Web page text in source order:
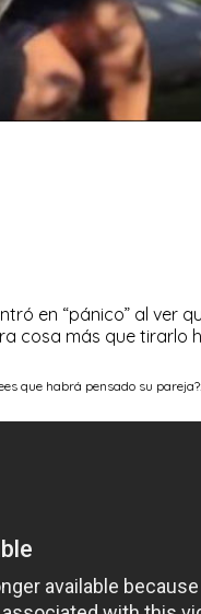
en “pánico” al ver
cosa más que tirarlo
que habrá pensado su pareja?: